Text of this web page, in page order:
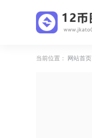
当前位置： 网站首页